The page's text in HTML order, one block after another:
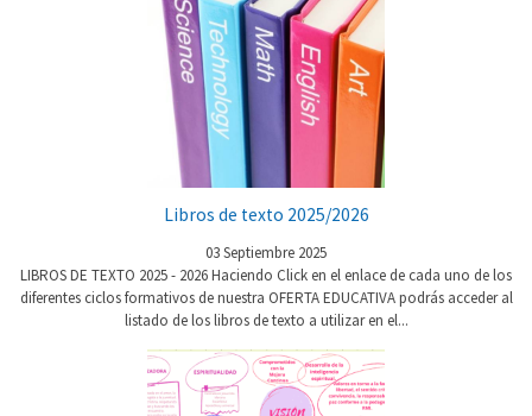
Libros de texto 2025/2026
03 Septiembre 2025
LIBROS DE TEXTO 2025 - 2026 Haciendo Click en el enlace de cada uno de los
diferentes ciclos formativos de nuestra OFERTA EDUCATIVA podrás acceder al
listado de los libros de texto a utilizar en el...